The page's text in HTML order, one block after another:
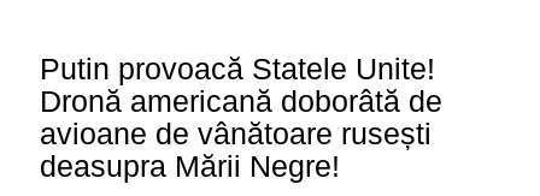
Putin provoacă Statele Unite!
Dronă americană doborâtă de
avioane de vânătoare rusești
deasupra Mării Negre!